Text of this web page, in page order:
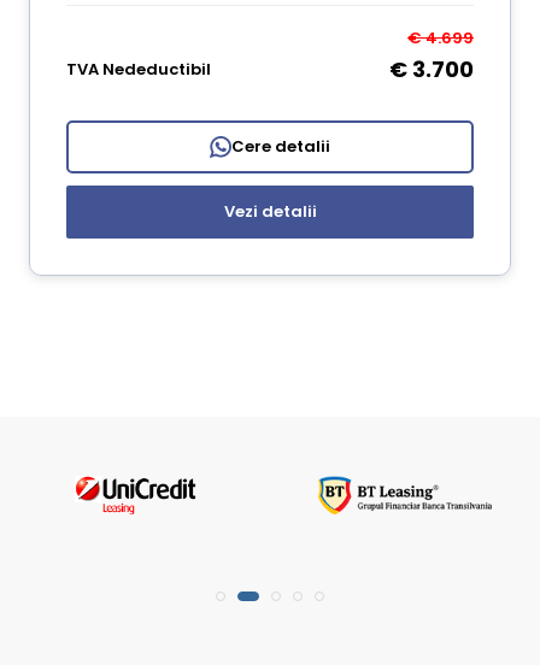
€ 4.699
TVA Nedeductibil
€ 3.700
Cere detalii
Vezi detalii